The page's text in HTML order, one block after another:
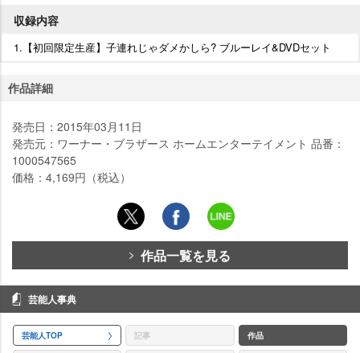
収録内容
1.【初回限定生産】子連れじゃダメかしら? ブルーレイ&DVDセット
作品詳細
発売日：2015年03月11日
発売元：ワーナー・ブラザース ホームエンターテイメント 品番：
1000547565
価格：4,169円（税込）
作品一覧を見る
芸能人事典
芸能人TOP 記事 作品